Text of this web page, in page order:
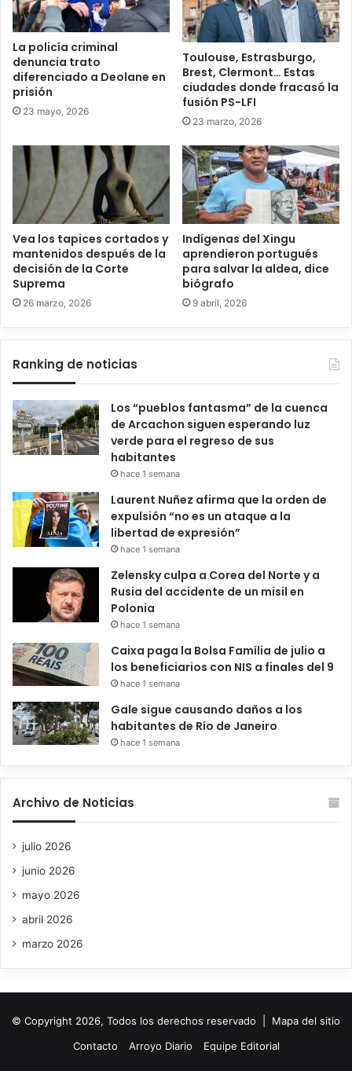
La policía criminal
denuncia trato
diferenciado a Deolane en
prisión
23 mayo, 2026
Toulouse, Estrasburgo,
Brest, Clermont… Estas
ciudades donde fracasó la
fusión PS-LFI
23 marzo, 2026
Vea los tapices cortados y
mantenidos después de la
decisión de la Corte
Suprema
26 marzo, 2026
Indígenas del Xingu
aprendieron portugués
para salvar la aldea, dice
biógrafo
9 abril, 2026
Ranking de noticias
Los “pueblos fantasma” de la cuenca
de Arcachon siguen esperando luz
verde para el regreso de sus
habitantes
hace 1 semana
Laurent Nuñez afirma que la orden de
expulsión “no es un ataque a la
libertad de expresión”
hace 1 semana
Zelensky culpa a Corea del Norte y a
Rusia del accidente de un misil en
Polonia
hace 1 semana
Caixa paga la Bolsa Família de julio a
los beneficiarios con NIS a finales del 9
hace 1 semana
Gale sigue causando daños a los
habitantes de Río de Janeiro
hace 1 semana
Archivo de Noticias
julio 2026
junio 2026
mayo 2026
abril 2026
marzo 2026
© Copyright 2026, Todos los derechos reservado | Mapa del sitio
Contacto
Arroyo Diario Equipe Editorial